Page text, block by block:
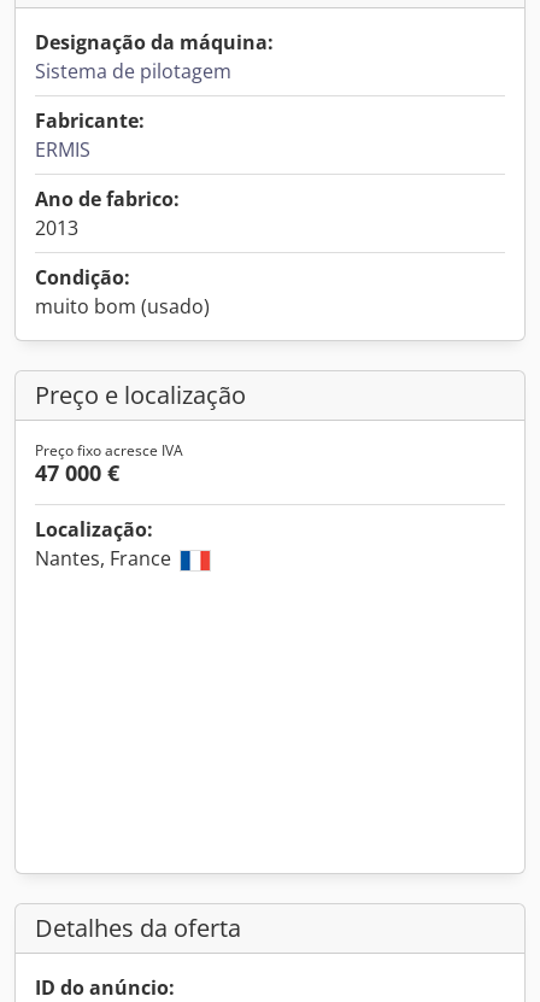
Designação da máquina:
Sistema de pilotagem
Fabricante:
ERMIS
Ano de fabrico:
2013
Condição:
muito bom (usado)
Preço e localização
Preço fixo acresce IVA
47 000 €
Localização:
Nantes, France
Detalhes da oferta
ID do anúncio: